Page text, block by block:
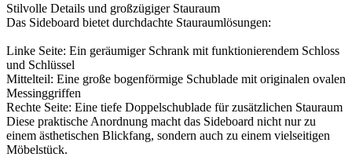
Stilvolle Details und großzügiger Stauraum
Das Sideboard bietet durchdachte Stauraumlösungen:
Linke Seite: Ein geräumiger Schrank mit funktionierendem Schloss
und Schlüssel
Mittelteil: Eine große bogenförmige Schublade mit originalen ovalen
Messinggriffen
Rechte Seite: Eine tiefe Doppelschublade für zusätzlichen Stauraum
Diese praktische Anordnung macht das Sideboard nicht nur zu
einem ästhetischen Blickfang, sondern auch zu einem vielseitigen
Möbelstück.